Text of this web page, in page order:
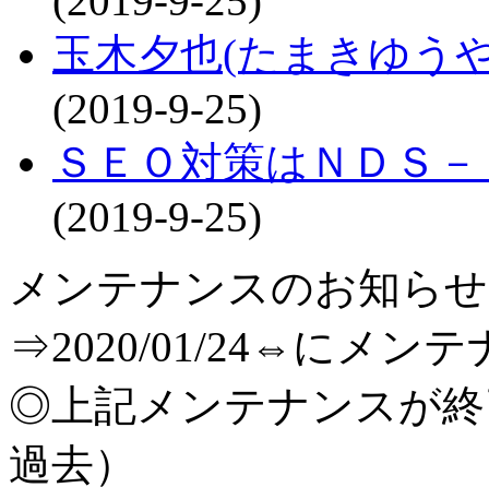
玉木夕也(たまきゆう
(2019-9-25)
ＳＥＯ対策はＮＤＳ
(2019-9-25)
メンテナンスのお知ら
⇒2020/01/24⇔にメンテ
◎上記メンテナンスが
過去）